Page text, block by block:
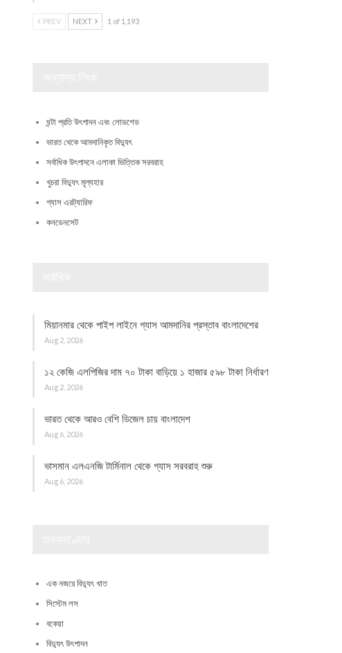
PREV NEXT 1 of 1,193
ঘন্টা প্রতি উৎপাদন এবং লোডশেড
ভারত থেকে আমদানিকৃত বিদ্যুৎ
সর্বাধিক উৎপাদনে এলাকা ভিত্তিক সরবরাহ
খুচরা বিদ্যুৎ মূল্যহার
গ্যাস এরট্যারিফ
কনডেনসেট
মিয়ানমার থেকে পাইপ লাইনে গ্যাস আমদানির প্রস্তাব বাংলাদেশের
Aug 2, 2026
১২ কেজি এলপিজির দাম ৭০ টাকা বাড়িয়ে ১ হাজার ৫৯৮ টাকা নির্ধারণ
Aug 2, 2026
ভারত থেকে আরও বেশি ডিজেল চায় বাংলাদেশ
Aug 6, 2026
ভাসমান এলএনজি টার্মিনাল থেকে গ্যাস সরবরাহ শুরু
Aug 6, 2026
এক নজরে বিদ্যুৎ খাত
সিস্টেম লস
বকেয়া
বিদ্যুৎ উৎপাদন